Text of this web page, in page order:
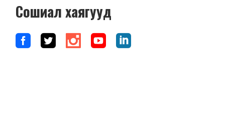
Сошиал хаягууд